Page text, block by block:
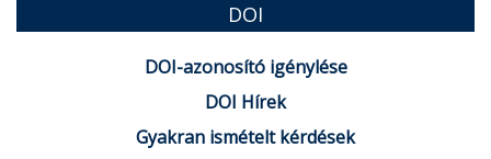
DOI
DOI-azonosító igénylése
DOI Hírek
Gyakran ismételt kérdések